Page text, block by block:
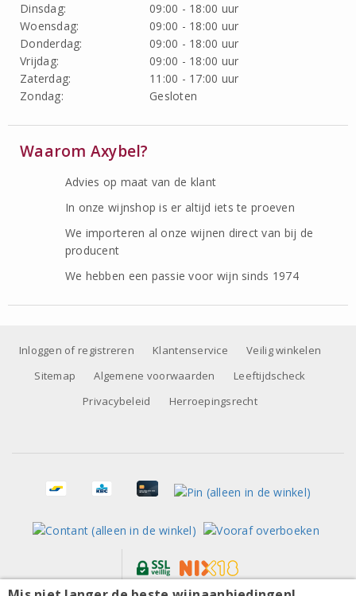
Dinsdag:
09:00 - 18:00 uur
Woensdag:
09:00 - 18:00 uur
Donderdag:
09:00 - 18:00 uur
Vrijdag:
09:00 - 18:00 uur
Zaterdag:
11:00 - 17:00 uur
Zondag:
Gesloten
Waarom Axybel?
Advies op maat van de klant
In onze wijnshop is er altijd iets te proeven
We importeren al onze wijnen direct van bij de
producent
We hebben een passie voor wijn sinds 1974
Inloggen of registreren Klantenservice
Veilig winkelen
Sitemap
Algemene voorwaarden
Leeftijdscheck
Privacybeleid
Herroepingsrecht